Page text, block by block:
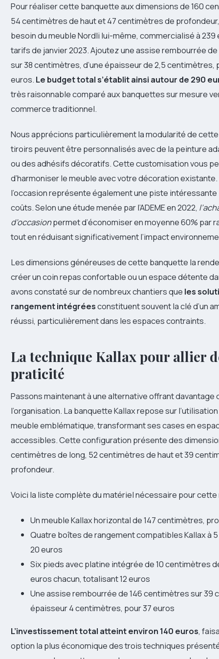
Pour réaliser cette banquette aux dimensions de 160
54 centimètres de haut et 47 centimètres de
besoin du meuble Nordli lui-même, commercialisé à 239
tarifs de janvier 2023. Ajoutez une assise rembourrée
sur 38 centimètres, d’une épaisseur de 2,5 centimètres,
euros. Le budget total s’établit ainsi autour de 290
très raisonnable comparé aux banquettes sur mesure
commerce traditionnel.
Nous apprécions particulièrement la modularité de
tiroirs peuvent être personnalisés avec de la peinture
ou des adhésifs décoratifs. Cette customisation vous
d’harmoniser le meuble avec votre décoration
l’occasion représente également une piste
coûts. Selon une étude menée par l’ADEME en 2022,
d’occasionpermet d’économiser en moyenne 60% par
tout en réduisant significativement l’impact
Les dimensions généreuses de cette banquette la
créer un coin repas confortable ou un espace détente
avons constaté sur de nombreux chantiers que les
rangement intégréesconstituent souvent la clé d’un
réussi, particulièrement dans les espaces contraints.
La technique Kallax pour allier
praticité
Passons maintenant à une alternative offrant
l’organisation. La banquette Kallax repose sur
meuble emblématique, transformant ses cases en
accessibles. Cette configuration présente des
centimètres de long, 52 centimètres de haut et 39
profondeur.
Voici la liste complète du matériel nécessaire pour
Un meuble Kallax horizontal de 147 centimètres,
Quatre boîtes de rangement compatibles Kallax à
20 euros
Six pieds avec platine intégrée de 10 centimètres
euros chacun, totalisant 12 euros
Une assise rembourrée de 146 centimètres sur 39
épaisseur 4 centimètres, pour 37 euros
L’investissement total atteint environ 140 euros,
option la plus économique des trois techniques